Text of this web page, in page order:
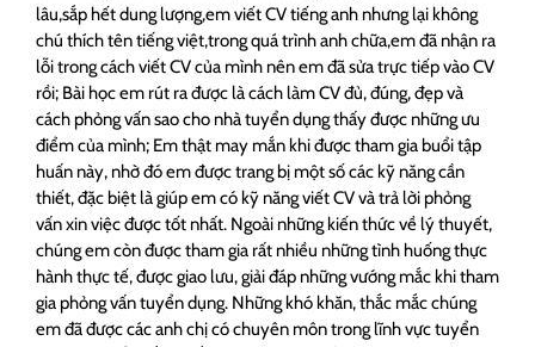
lâu,sắp hết dung lượng,em viết CV tiếng anh nhưng lại không
chú thích tên tiếng việt,trong quá trình anh chữa,em đã nhận ra
lỗi trong cách viết CV của mình nên em đã sửa trực tiếp vào CV
rồi; Bài học em rút ra được là cách làm CV đủ, đúng, đẹp và
cách phỏng vấn sao cho nhà tuyển dụng thấy được những ưu
điểm của mình; Em thật may mắn khi được tham gia buổi tập
huấn này, nhờ đó em được trang bị một số các kỹ năng cần
thiết, đặc biệt là giúp em có kỹ năng viết CV và trả lời phỏng
vấn xin việc được tốt nhất. Ngoài những kiến thức về lý thuyết,
chúng em còn được tham gia rất nhiều những tình huống thực
hành thực tế, được giao lưu, giải đáp những vướng mắc khi tham
gia phỏng vấn tuyển dụng. Những khó khăn, thắc mắc chúng
em đã được các anh chị có chuyên môn trong lĩnh vực tuyển